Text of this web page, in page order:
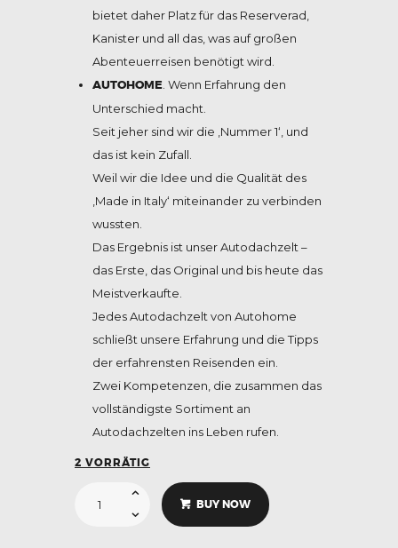
bietet daher Platz für das Reserverad,
Kanister und all das, was auf großen
Abenteuerreisen benötigt wird.
AUTOHOME. Wenn Erfahrung den
Unterschied macht.
Seit jeher sind wir die ‚Nummer 1‘, und
das ist kein Zufall.
Weil wir die Idee und die Qualität des
‚Made in Italy‘ miteinander zu verbinden
wussten.
Das Ergebnis ist unser Autodachzelt –
das Erste, das Original und bis heute das
Meistverkaufte.
Jedes Autodachzelt von Autohome
schließt unsere Erfahrung und die Tipps
der erfahrensten Reisenden ein.
Zwei Kompetenzen, die zusammen das
vollständigste Sortiment an
Autodachzelten ins Leben rufen.
2 VORRÄTIG
Autohome
Overland
BUY NOW